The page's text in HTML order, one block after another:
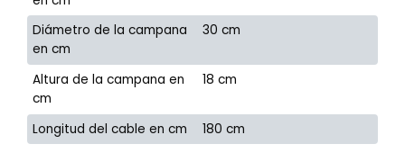
Diámetro de la campana
en cm
30 cm
Altura de la campana en
cm
18 cm
Longitud del cable en cm 180 cm